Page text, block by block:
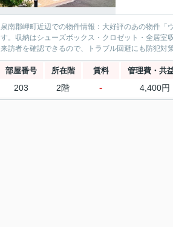
泉南郡岬町近辺での物件情報：大好評のあの物件
す。収納はシューズボックス・クロゼット・全居室
来訪者を確認できるので、トラブル回避にも防犯対
部屋番号 所在階 賃料 管理費・共
203 2階 - 4,400円